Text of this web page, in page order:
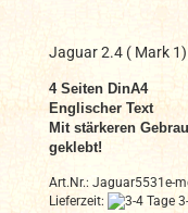
Jaguar 2.4 ( Mark
4 Seiten DinA4
Englischer Text
Mit stärkeren
geklebt!
Art.Nr.: Jaguar5531e-
Lieferzeit: